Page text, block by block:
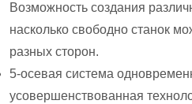
Возможность создания
насколько свободно станок
разных сторон.
5-осевая система
усовершенствованная